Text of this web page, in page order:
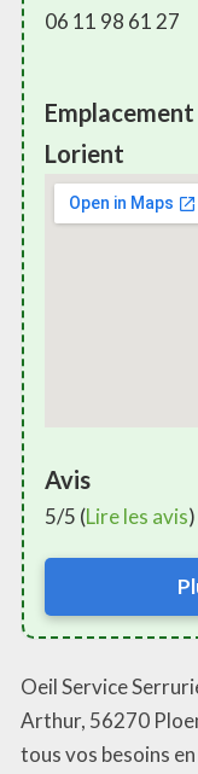
06 11 98 61 27
Lorient
Avis
5/5 (Lire les avis)
Oeil Service
Arthur, 56270
tous vos besoins